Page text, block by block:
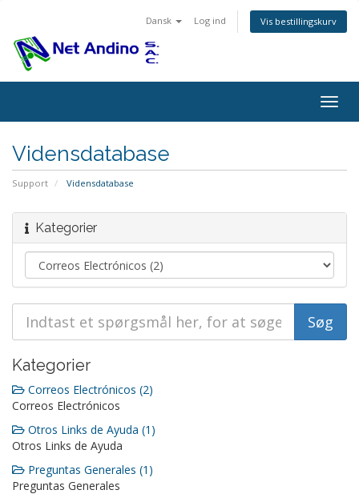
Dansk Log ind Vis bestillingskurv
Vidensdatabase
Support Vidensdatabase
Kategorier
Kategorier
Correos Electrónicos (2)
Correos Electrónicos
Otros Links de Ayuda (1)
Otros Links de Ayuda
Preguntas Generales (1)
Preguntas Generales